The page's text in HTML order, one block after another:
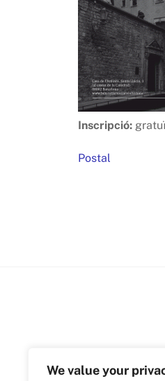
We value your
Inscripció:
Postal